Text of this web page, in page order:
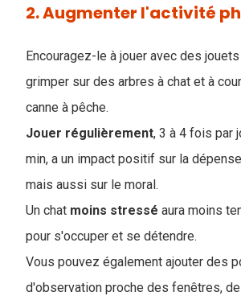
2. Augmenter l'activité
Encouragez-le à jouer avec des
grimper sur des arbres à chat et à
canne à pêche.
Jouer régulièrement, 3 à 4 fois par
min, a un impact positif sur la
mais aussi sur le moral.
Un chat moins stressé aura moins
pour s'occuper et se détendre.
Vous pouvez également ajouter des
d'observation proche des fenêtres,